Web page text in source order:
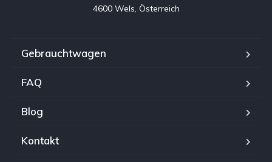
4600 Wels, Österreich
Gebrauchtwagen
FAQ
Blog
Kontakt